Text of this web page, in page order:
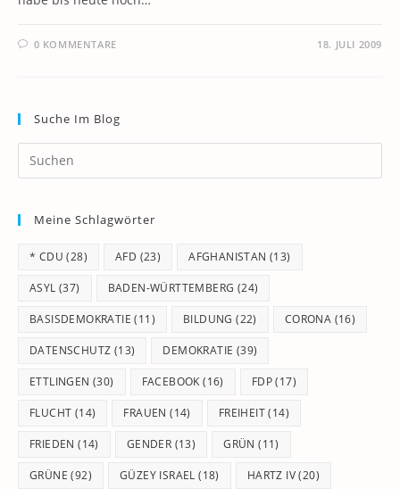
0 KOMMENTARE 18. JULI 2009
Suche Im Blog
Meine Schlagwörter
* CDU (28) AFD (23) AFGHANISTAN (13)
ASYL (37) BADEN-WÜRTTEMBERG (24)
BASISDEMOKRATIE (11) BILDUNG (22) CORONA (16)
DATENSCHUTZ (13) DEMOKRATIE (39)
ETTLINGEN (30) FACEBOOK (16) FDP(17)
FLUCHT (14) FRAUEN (14) FREIHEIT(14)
FRIEDEN (14) GENDER (13) GRÜN (11)
GRÜNE (92) GÜZEY ISRAEL (18) HARTZ IV(20)